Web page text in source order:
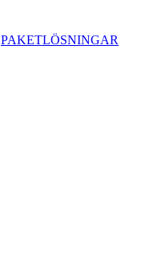
PAKETLÖSNINGAR